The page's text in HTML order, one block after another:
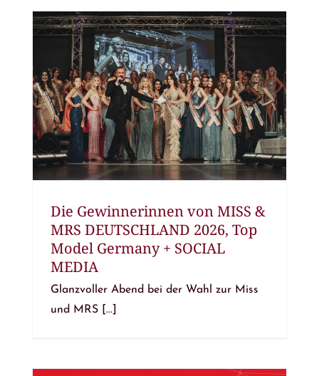
Die Gewinnerinnen von MISS &
MRS DEUTSCHLAND 2026, Top
Model Germany + SOCIAL
MEDIA
Glanzvoller Abend bei der Wahl zur Miss
und MRS [...]